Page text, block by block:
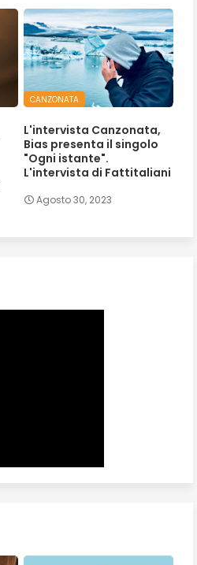
CANZONATA
L'intervista Canzonata,
Bias presenta il singolo
"Ogni istante".
L'intervista di Fattitaliani
Agosto 30, 2023